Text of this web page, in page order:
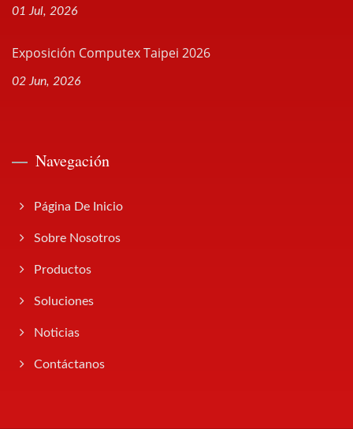
01 Jul, 2026
Exposición Computex Taipei 2026
02 Jun, 2026
Navegación
Página De Inicio
Sobre Nosotros
Productos
Soluciones
Noticias
Contáctanos